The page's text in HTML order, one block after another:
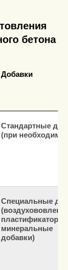
бетона
Добавки
Стандартные
(при
Специальные
пластификаторы,
минеральные
добавки)